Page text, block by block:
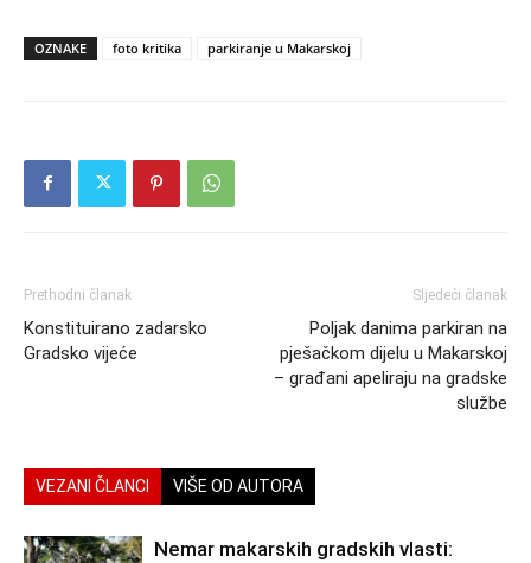
OZNAKE foto kritika parkiranje u Makarskoj
Prethodni članak
Konstituirano zadarsko
Gradsko vijeće
Sljedeći članak
Poljak danima parkiran na
pješačkom dijelu u Makarskoj
– građani apeliraju na gradske
službe
VEZANI ČLANCI VIŠE OD AUTORA
Nemar makarskih gradskih vlasti: